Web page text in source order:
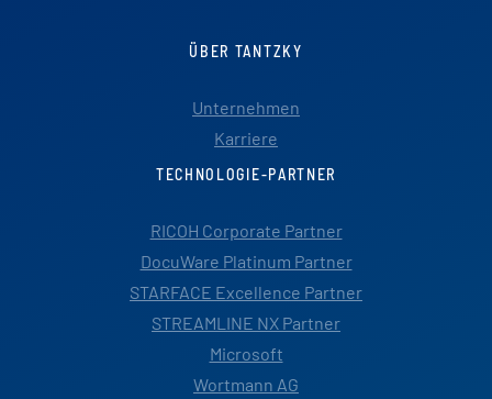
ÜBER TANTZKY
Unternehmen
Karriere
TECHNOLOGIE-PARTNER
RICOH Corporate Partner
DocuWare Platinum Partner
STARFACE Excellence Partner
STREAMLINE NX Partner
Microsoft
Wortmann AG